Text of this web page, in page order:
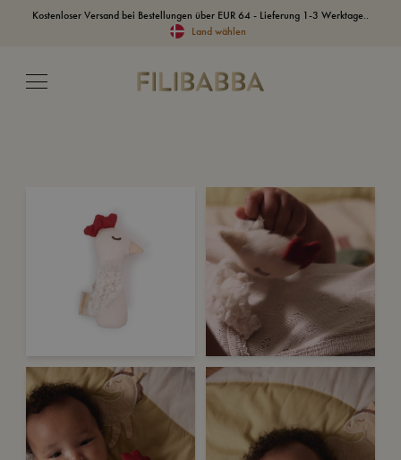
Kostenloser Versand bei Bestellungen über EUR 64 - Lieferung 1-3 Werktage..
Land wählen